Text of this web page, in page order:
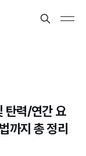
탄력/연간 요
까지 총 정리